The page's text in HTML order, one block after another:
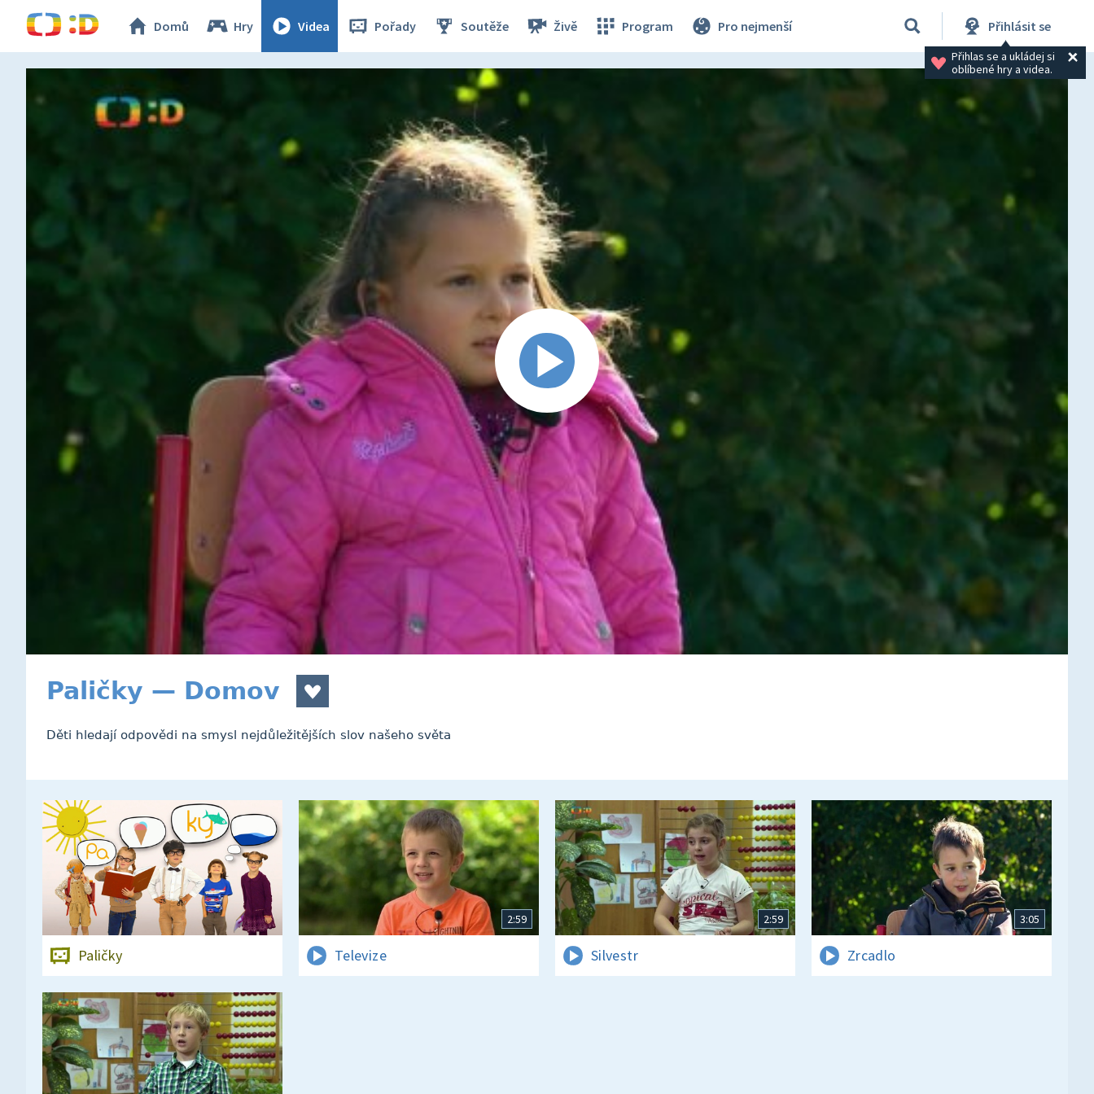
Domů Hry Videa Pořady Soutěže Živě Program Pro nejmenší Přihlásit se
Přihlas se a ukládej si
oblíbené hry a videa.
Paličky — Domov
Děti hledají odpovědi na smysl nejdůležitějších slov našeho světa
Paličky
2:59
Televize
2:59
Silvestr
3:05
Zrcadlo